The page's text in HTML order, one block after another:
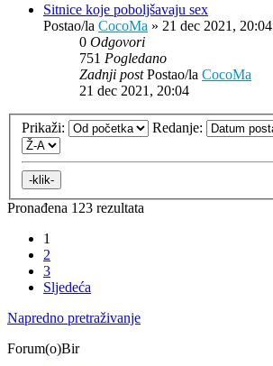
Sitnice koje poboljšavaju sex
Postao/la CocoMa » 21 dec 2021, 20:04
0 Odgovori
751 Pogledano
Zadnji postPostao/la CocoMa
21 dec 2021, 20:04
Prikaži: Redanje:
Pronađena 123 rezultata
1
2
3
Sljedeća
Napredno pretraživanje
Forum(o)Bir